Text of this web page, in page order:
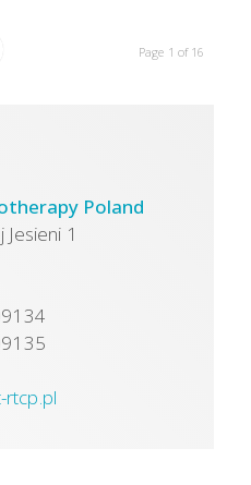
Page 1 of 16
Poland
Jesieni 1
rtcp.pl